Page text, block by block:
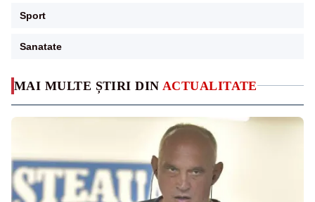
MAI MULTE ȘTIRI DIN ACTUALITATE
Sport
Sanatate